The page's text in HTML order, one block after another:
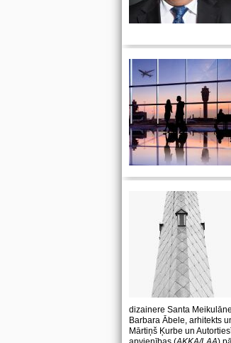
dizainere Santa
Barbara Ābele, arhitekts
Mārtiņš Ķurbe un